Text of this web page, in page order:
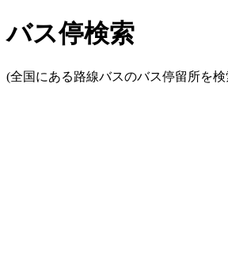
バス停検索
(全国にある路線バスのバス停留所を